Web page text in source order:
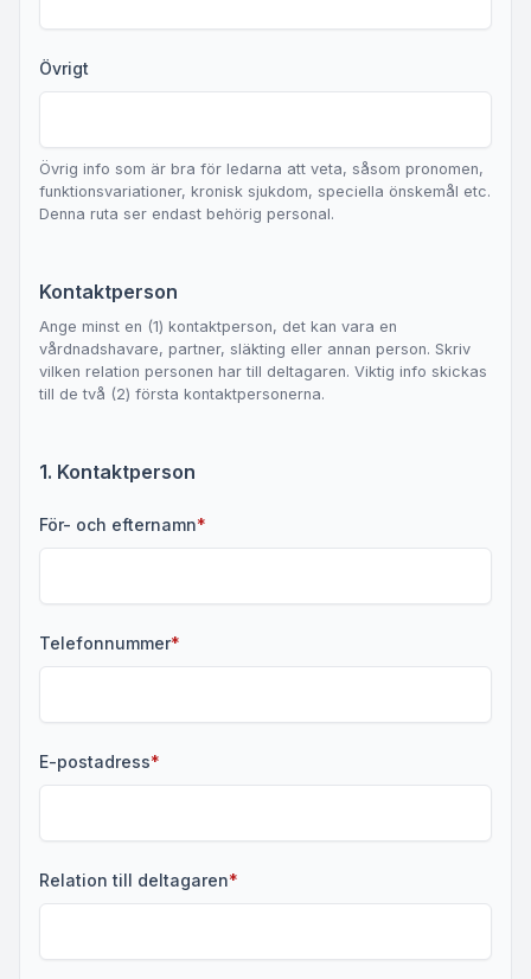
Övrigt
Övrig info som är bra för ledarna att veta, såsom pronomen,
funktionsvariationer, kronisk sjukdom, speciella önskemål etc.
Denna ruta ser endast behörig personal.
Kontaktperson
Ange minst en (1) kontaktperson, det kan vara en
vårdnadshavare, partner, släkting eller annan person. Skriv
vilken relation personen har till deltagaren. Viktig info skickas
till de två (2) första kontaktpersonerna.
1. Kontaktperson
För- och efternamn*
Telefonnummer*
E-postadress*
Relation till deltagaren*